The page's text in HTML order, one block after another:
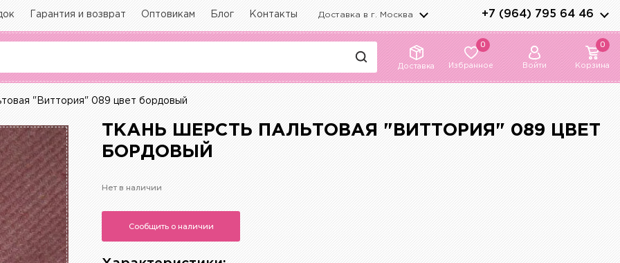
Гарантия и возврат Оптовикам Блог Контакты Доставка в г. Москва +7 (964) 795 64 46
Доставка
0
Избранное Войти
0
Корзина
"Виттория" 089 цвет бордовый
ТКАНЬ ШЕРСТЬ ПАЛЬТОВАЯ "ВИТТОРИЯ" 089 ЦВЕТ
БОРДОВЫЙ
Нет в наличии
Сообщить о наличии